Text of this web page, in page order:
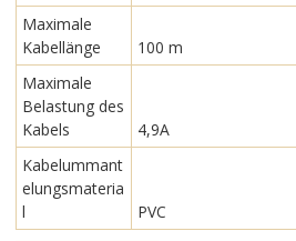
Maximale
Kabellänge
100 m
Maximale
Belastung des
Kabels
4,9A
Kabelummant
elungsmateria
l
PVC